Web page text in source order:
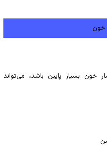
خون
بسیار پایین باشد، می‌تواند